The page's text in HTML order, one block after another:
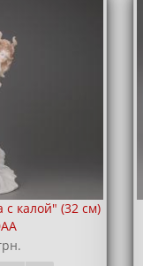
с калой" (32 см)